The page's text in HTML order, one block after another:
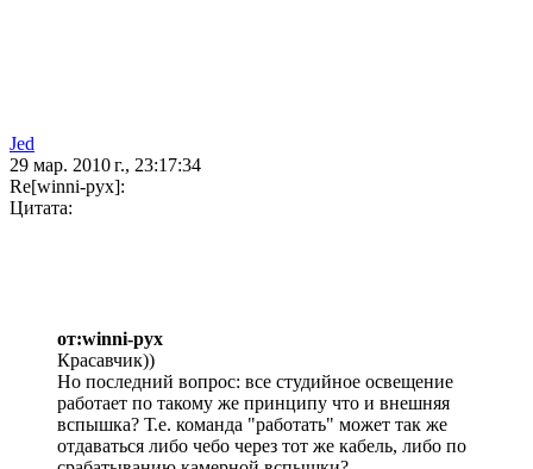
Jed
29 мар. 2010 г., 23:17:34
Re[winni-pyx]:
Цитата:
от:winni-pyx
Красавчик))
Но последний вопрос: все студийное освещение
работает по такому же принципу что и внешняя
вспышка? Т.е. команда "работать" может так же
отдаваться либо чебо через тот же кабель, либо по